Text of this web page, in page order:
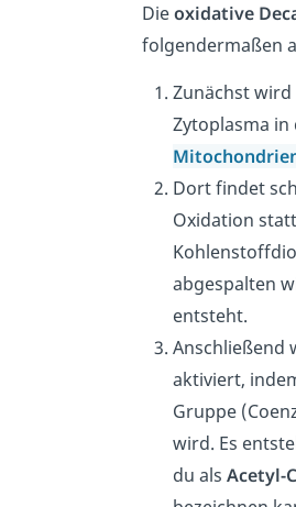
Dieoxidative
folgendermaßen
Zunächst wird
Zytoplasma
Dort findet
Oxidation
abgespalten
entsteht.
Anschließend
aktiviert,
Gruppe
wird. Es
du als Acetyl-